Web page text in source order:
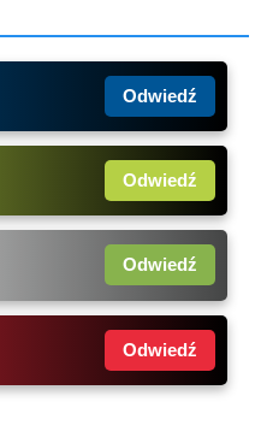
Odwiedź
Odwiedź
Odwiedź
Odwiedź